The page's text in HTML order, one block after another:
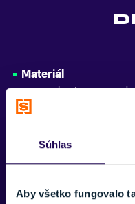
Súhlas
Aby všetko fungovalo
Materiál
zmes polyesteru a